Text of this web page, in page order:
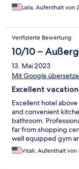
Laila, Aufenthalt von
Verifizierte Bewertung
10/10 –
13. Mai 2023
Mit Google
Excellent
Excellent hotel
and convenient
bathroom.
far from shopping
well equipped gym
hotel.Vitali, Aufenthalt von